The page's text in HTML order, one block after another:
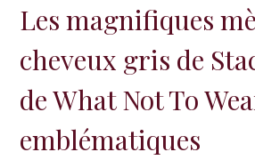
Les magnifiques
cheveux gris de
de What Not To
emblématiques